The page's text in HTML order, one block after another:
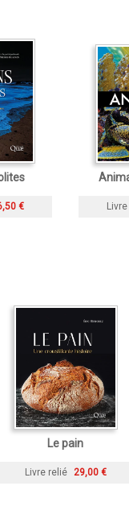
€
Le pain
Livre relié 29,00 €